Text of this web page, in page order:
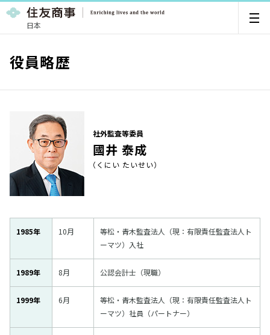
日本
役員略歴
社外監査等委員
國井 泰成
（くにい たいせい）
1985年 10月
等松・青木監査法人（現：有限責任監査法人ト
ーマツ）入社
1989年 8月 公認会計士（現職）
1999年 6月
等松・青木監査法人（現：有限責任監査法人ト
ーマツ）社員（パートナー）